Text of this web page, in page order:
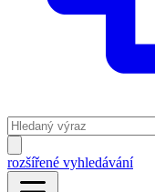
rozšířené vyhledávání